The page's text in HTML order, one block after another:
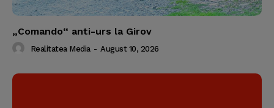
„Comando“ anti-urs la Girov
Realitatea Media - August 10, 2026